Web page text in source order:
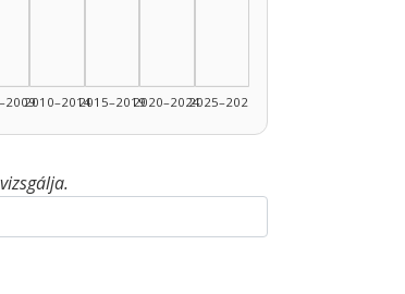
2010–20142015–20192020–20242025–2026